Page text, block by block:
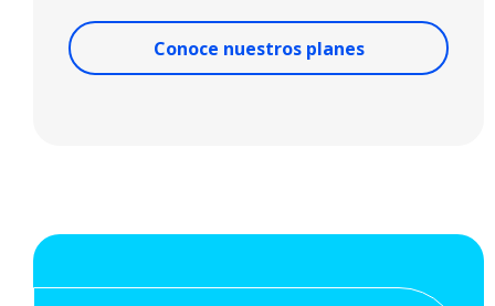
Conoce nuestros planes